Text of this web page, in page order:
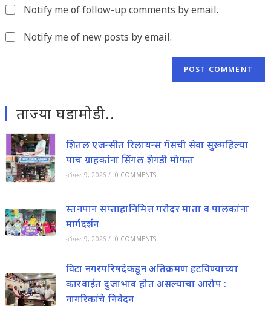
URL
Notify me of follow-up comments by email.
Notify me of new posts by email.
ताज्या घडामोडी..
शितल एजन्सीत रिलायन्स गॅसची सेवा सुरू; पहिल्या
पाच ग्राहकांना सिंगल शेगडी मोफत
ऑगस्ट 9, 2026 / 0 COMMENTS
स्तनपान सप्ताहानिमित्त गरोदर माता व पालकांना
मार्गदर्शन
ऑगस्ट 9, 2026 / 0 COMMENTS
विटा नगरपरिषदेकडून अतिक्रमण हटविण्याच्या
कारवाईत दुजाभाव होत असल्याचा आरोप :
नागरिकांचे निवेदन